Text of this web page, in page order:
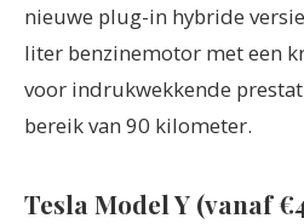
nieuwe plug-in hybride
liter benzinemotor met een
voor indrukwekkende
bereik van 90 kilometer.
Tesla Model Y (vanaf